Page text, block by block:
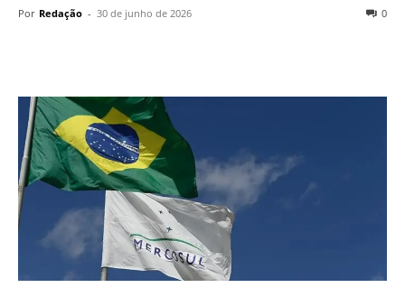
Por Redação - 30 de junho de 2026 0